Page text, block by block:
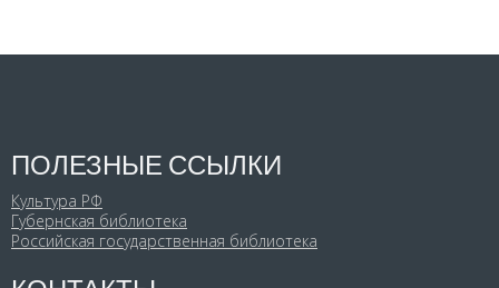
ПОЛЕЗНЫЕ ССЫЛКИ
Культура РФ
Губернская библиотека
Российская государственная библиотека